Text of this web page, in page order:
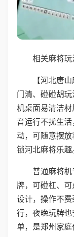
相关麻将
【河北唐
门清、碰碰胡
机桌面易清洁
音运行不扰生
动，可随意摆
锁河北麻将乐趣
普通麻将
牌，可碰杠、
设计，操作不
行，夜晚玩牌
单，是郑州家庭